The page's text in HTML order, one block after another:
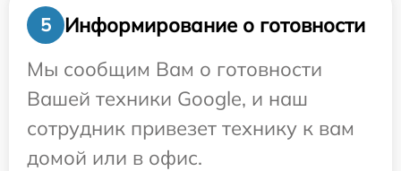
5
Информирование о готовности
Мы сообщим Вам о готовности
Вашей техники Google, и наш
сотрудник привезет технику к вам
домой или в офис.